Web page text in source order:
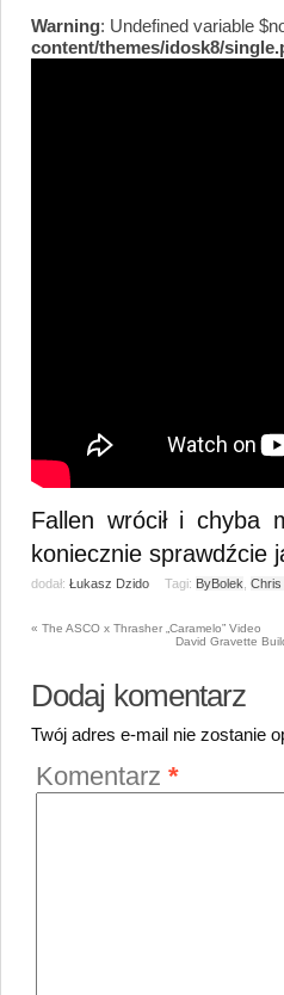
Warning: Undefined variable
content/themes/idosk8/
Fallen wrócił i chyba
koniecznie sprawdźcie
dodał: Łukasz Dzido Tagi: ByBolek Chris
« The ASCO x Thrasher „Caramelo” Video
David Gravette
Dodaj komentarz
Twój adres e-mail nie zostanie
Komentarz *